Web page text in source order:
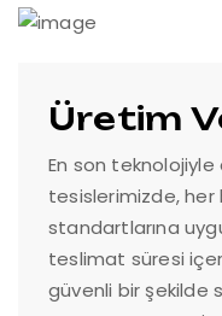
Üretim
En son teknolojiyle
tesislerimizde, her
standartlarına
teslimat süresi
güvenli bir şekilde